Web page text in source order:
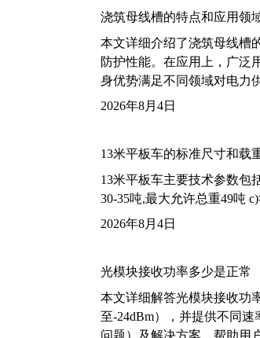
浇筑母线槽的特点和应用领
本文详细介绍了浇筑母线槽
防护性能。在应用上，广泛
身优势满足不同领域对电力
2026年8月4日
13米平板车的标准尺寸和载
13米平板车主要技术参数包
30-35吨,最大允许总重49吨
2026年8月4日
光模块接收功率多少是正常
本文详细解答光模块接收功
至-24dBm），并提供不同
问题）及解决方案，帮助用